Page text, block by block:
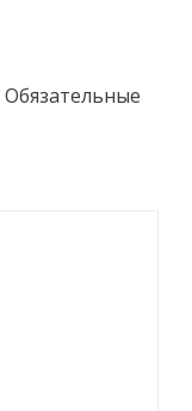
Обязательные